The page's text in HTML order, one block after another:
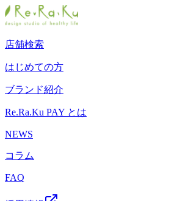
店舗検索
はじめての方
ブランド紹介
Re.Ra.Ku PAY とは
NEWS
コラム
FAQ